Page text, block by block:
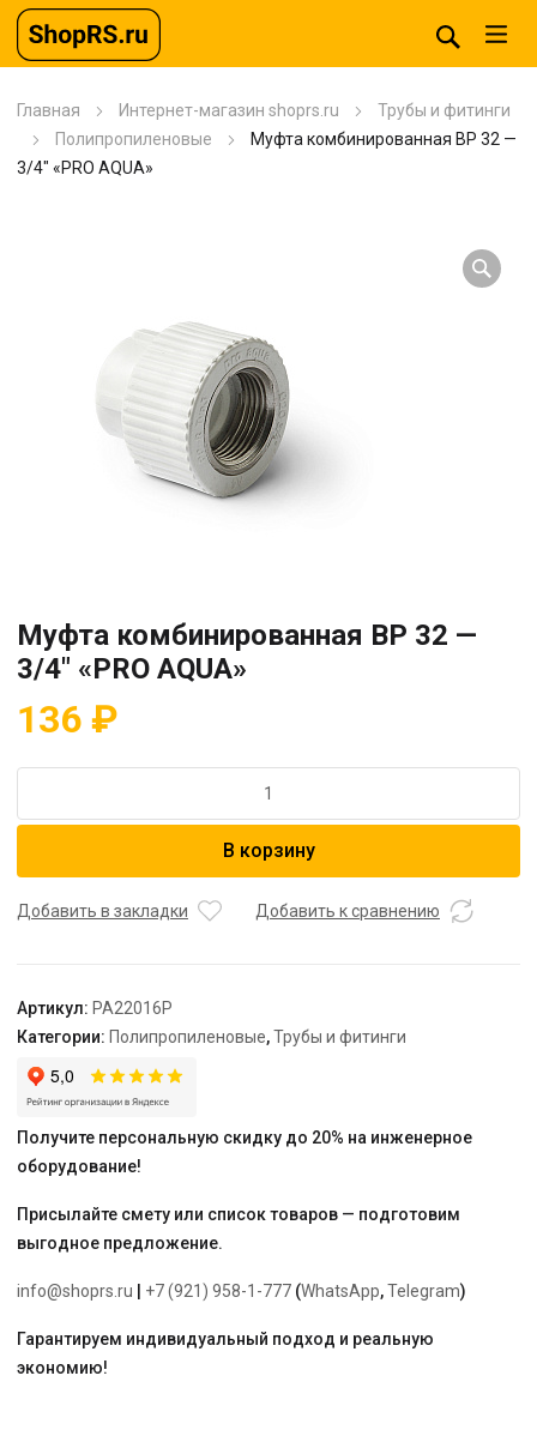
Главная Интернет-магазин shoprs.ru
Трубы и фитинги
Полипропиленовые
Муфта комбинированная BP 32 —
3/4″ «PRO AQUA»
Муфта комбинированная BP 32 —
3/4″ «PRO AQUA»
136 ₽
Муфта
32
AQUA"
В корзину
Добавить в закладки Добавить к сравнению
Артикул: PA22016P
Категории: Полипропиленовые,Трубы и фитинги
Получите персональную скидку до 20% на инженерное
оборудование!
Присылайте смету или список товаров — подготовим
выгодное предложение.
info@shoprs.ru +7 (921) 958-1-777 (WhatsApp,Telegram)
Гарантируем индивидуальный подход и реальную
экономию!